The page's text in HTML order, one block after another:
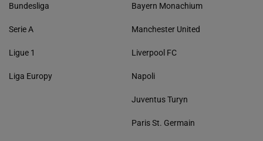
Bundesliga
Serie A
Ligue 1
Liga Europy
Bayern Monachium
Manchester United
Liverpool FC
Napoli
Juventus Turyn
Paris St. Germain